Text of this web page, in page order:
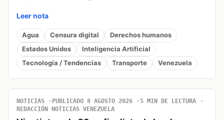
Leer nota
Agua Censura digital
Derechos humanos
Estados Unidos
Inteligencia Artificial
Tecnología / Tendencias
Transporte Venezuela
NOTICIAS PUBLICADO 8 AGOSTO 2026
5 MIN DE LECTURA
REDACCIÓN NOTICIAS VENEZUELA